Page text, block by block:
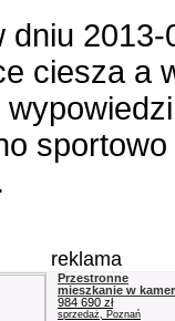
dniu 2013-
ciesza a
reklama
Przestronne
mieszkanie w
984 690 zł
sprzedaż, Poznań